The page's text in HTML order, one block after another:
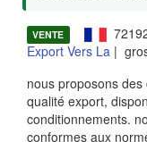
VENTE
Export Vers La |
nous proposons
qualité export,
conditionnements.
conformes aux